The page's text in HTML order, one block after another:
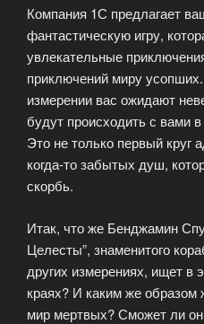
Компания 1С предлагает
фантастическую игру,
увлекательные
приключений миру
измерении вас ожидают
будут происходить с вами
Это не только первый круг
когда-то забытых душ,
скорбь.
Итак, что же Бенджамин
Целесты”, знаменитого
других измерениях, ищет в
краях? И каким же образом
мир мертвых? Сможет ли